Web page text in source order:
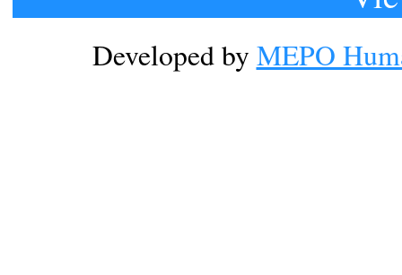
Developed by MEPO